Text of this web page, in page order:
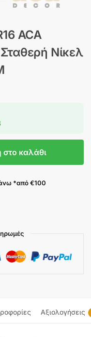
ACA
Νίκελ
καλάθι
*από €100
Αξιολογήσεις